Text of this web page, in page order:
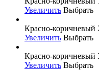
Увеличить Выбрать
Красно-коричневый
Увеличить Выбрать
Красно-коричневый
Увеличить Выбрать